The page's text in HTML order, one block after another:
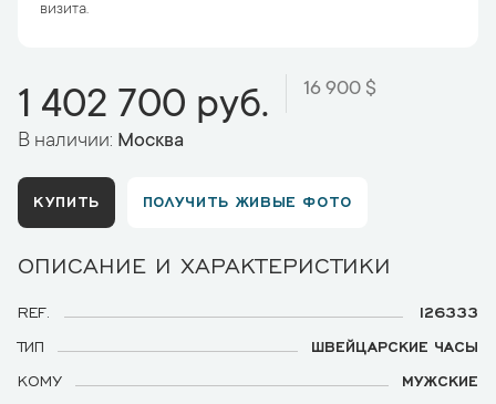
визита.
1 402 700 руб. 16 900 $
В наличии: Москва
КУПИТЬ ПОЛУЧИТЬ ЖИВЫЕ ФОТО
ОПИСАНИЕ И ХАРАКТЕРИСТИКИ
REF.
126333
ТИП
ШВЕЙЦАРСКИЕ ЧАСЫ
КОМУ
МУЖСКИЕ